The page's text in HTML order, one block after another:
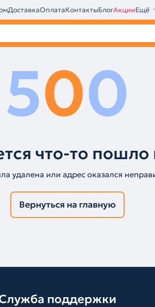
ДоставкаОплатаКонтактыБлогАкцииЕщё
500
что-то пошло
удалена или адрес оказался
Вернуться на главную
поддержки